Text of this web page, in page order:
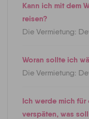
Kann ich mit dem
reisen?
Die Vermietung:
Woran sollte ich
Die Vermietung:
Ich werde mich für
verspäten, was